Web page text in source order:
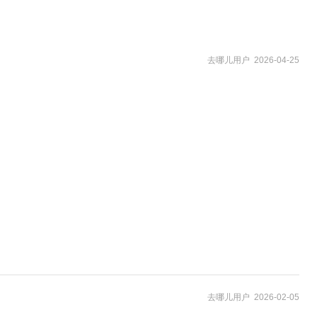
去哪儿用户 2026-04-25
去哪儿用户 2026-02-05